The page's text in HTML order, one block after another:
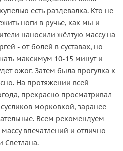
есть раздевалка. Кто не
ноги в ручье, как мы и
наносили жёлтую массу на
- от болей в суставах, но
максимум 10-15 минут и
ожог. Затем была прогулка к
На протяжении всей
прекрасно просматривал
морковкой, заранее
Всем рекомендуем
впечатлений и отлично
Светлана.